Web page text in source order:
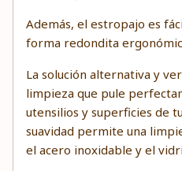
Además, el estropajo es
forma redondita
La solución alternativa y
limpieza que pule
utensilios y superficies de
suavidad permite una
el acero inoxidable y el